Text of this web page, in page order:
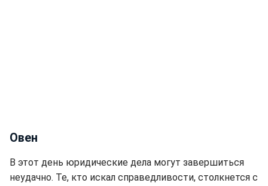
Овен
В этот день юридические дела могут завершиться
неудачно. Те, кто искал справедливости, столкнется с